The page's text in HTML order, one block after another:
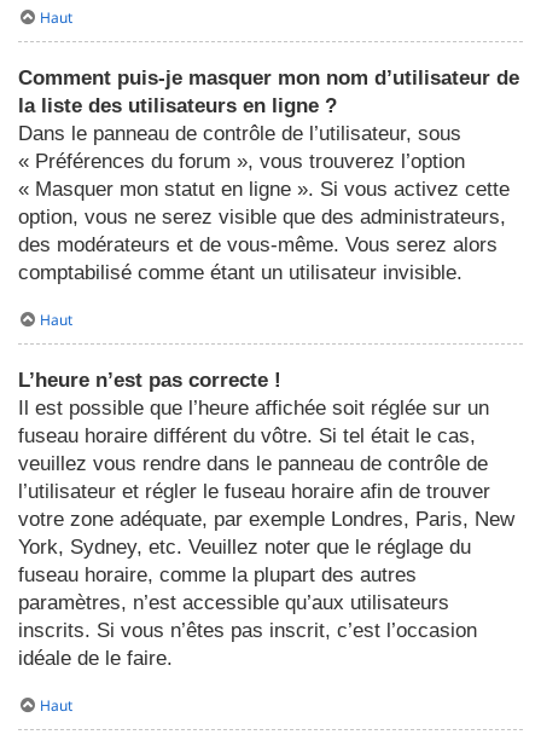
Haut
Comment puis-je masquer mon nom d’utilisateur de
la liste des utilisateurs en ligne ?
Dans le panneau de contrôle de l’utilisateur, sous
« Préférences du forum », vous trouverez l’option
« Masquer mon statut en ligne ». Si vous activez cette
option, vous ne serez visible que des administrateurs,
des modérateurs et de vous-même. Vous serez alors
comptabilisé comme étant un utilisateur invisible.
Haut
L’heure n’est pas correcte !
Il est possible que l’heure affichée soit réglée sur un
fuseau horaire différent du vôtre. Si tel était le cas,
veuillez vous rendre dans le panneau de contrôle de
l’utilisateur et régler le fuseau horaire afin de trouver
votre zone adéquate, par exemple Londres, Paris, New
York, Sydney, etc. Veuillez noter que le réglage du
fuseau horaire, comme la plupart des autres
paramètres, n’est accessible qu’aux utilisateurs
inscrits. Si vous n’êtes pas inscrit, c’est l’occasion
idéale de le faire.
Haut